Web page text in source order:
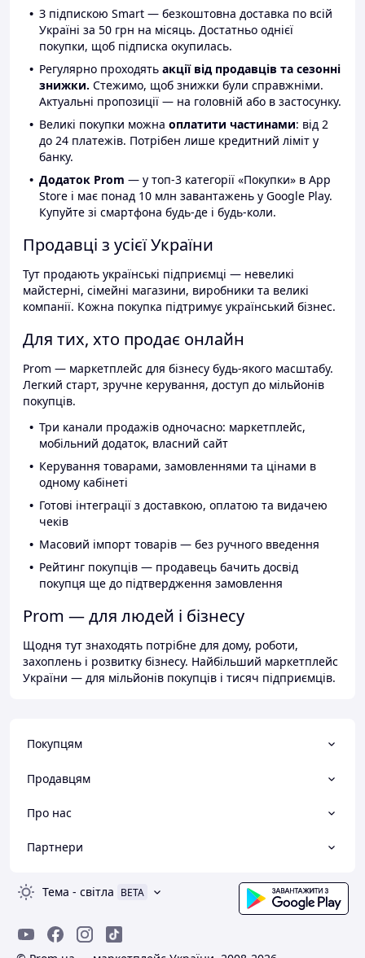
З підпискою Smart — безкоштовна доставка по всій
Україні за 50 грн на місяць. Достатньо однієї
покупки, щоб підписка окупилась.
Регулярно проходять акції від продавців та сезонні
знижки. Стежимо, щоб знижки були справжніми.
Актуальні пропозиції — на головній або в застосунку.
Великі покупки можна оплатити частинами: від 2
до 24 платежів. Потрібен лише кредитний ліміт у
банку.
Додаток Prom — у топ-3 категорії «Покупки» в App
Store і має понад 10 млн завантажень у Google Play.
Купуйте зі смартфона будь-де і будь-коли.
Продавці з усієї України
Тут продають українські підприємці — невеликі
майстерні, сімейні магазини, виробники та великі
компанії. Кожна покупка підтримує український бізнес.
Для тих, хто продає онлайн
Prom — маркетплейс для бізнесу будь-якого масштабу.
Легкий старт, зручне керування, доступ до мільйонів
покупців.
Три канали продажів одночасно: маркетплейс,
мобільний додаток, власний сайт
Керування товарами, замовленнями та цінами в
одному кабінеті
Готові інтеграції з доставкою, оплатою та видачею
чеків
Масовий імпорт товарів — без ручного введення
Рейтинг покупців — продавець бачить досвід
покупця ще до підтвердження замовлення
Prom — для людей і бізнесу
Щодня тут знаходять потрібне для дому, роботи,
захоплень і розвитку бізнесу. Найбільший маркетплейс
України — для мільйонів покупців і тисяч підприємців.
Покупцям
Продавцям
Про нас
Партнери
Тема - світла BETA